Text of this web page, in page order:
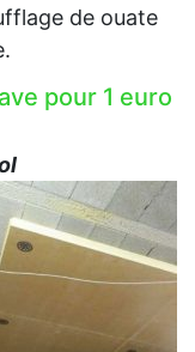
de ouate
pour 1 euro